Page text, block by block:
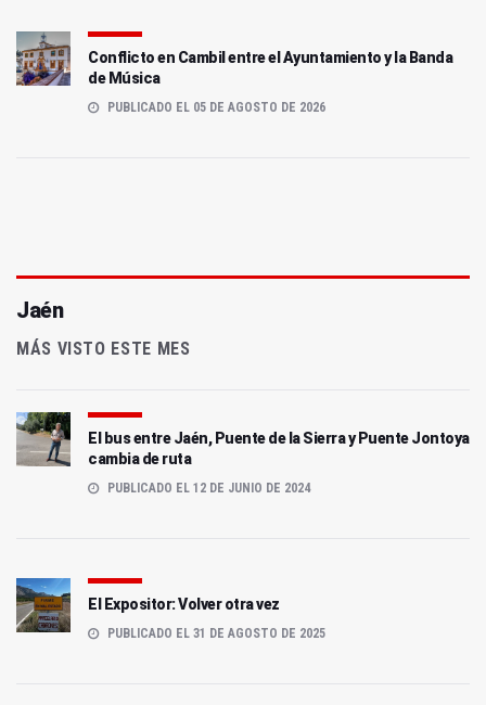
Conflicto en Cambil entre el Ayuntamiento y la Banda
de Música
PUBLICADO EL 05 DE AGOSTO DE 2026
Jaén
MÁS VISTO ESTE MES
El bus entre Jaén, Puente de la Sierra y Puente Jontoya
cambia de ruta
PUBLICADO EL 12 DE JUNIO DE 2024
El Expositor: Volver otra vez
PUBLICADO EL 31 DE AGOSTO DE 2025